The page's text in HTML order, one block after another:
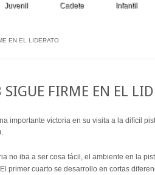
Juvenil Cadete Infantil
EN EL LIDERATO
SIGUE FIRME EN EL
importante victoria en su visita a la difícil
no iba a ser cosa fácil, el ambiente en la
primer cuarto se desarrollo en cortas